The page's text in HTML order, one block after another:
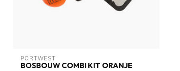
PORTWEST
BOSBOUW COMBI KIT ORANJE